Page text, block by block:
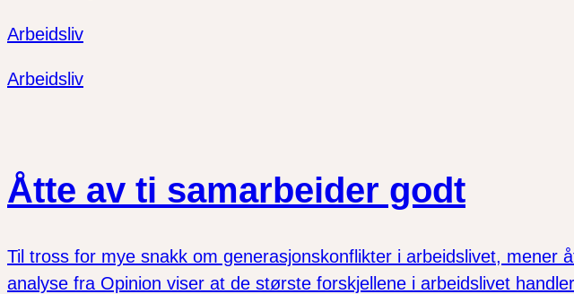
Arbeidsliv
Arbeidsliv
Åtte av ti samarbeider godt
Til tross for mye snakk om generasjonskonflikter i arbeidslivet,
analyse fra Opinion viser at de største forskjellene i arbeidslivet